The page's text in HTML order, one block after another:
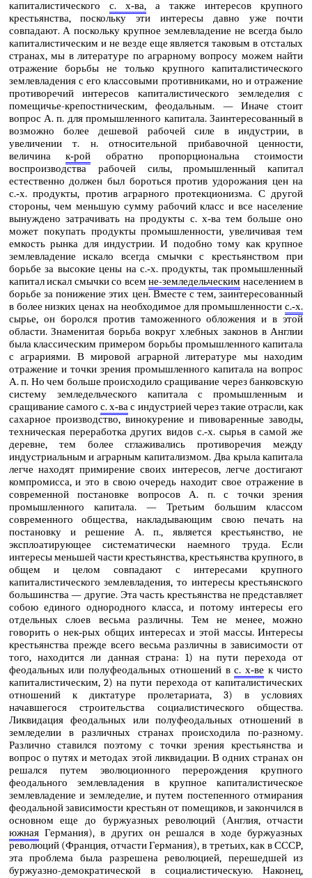
капиталистического с. х‑ва,а также интересов крупного
крестьянства, поскольку эти интересы давно уже почти
совпадают. А поскольку крупное землевладение не всегда было
капиталистическим и не везде еще является таковым в отсталых
странах, мы в литературе по аграрному вопросу можем найти
отражение борьбы не только крупного капиталистического
землевладения с его классовыми противниками, но и отражение
противоречий интересов капиталистического земледелия с
помещичье-крепостническим, феодальным. — Иначе стоит
вопрос А. п. для промышленного капитала. Заинтересованный в
возможно более дешевой рабочей силе в индустрии, в
увеличении т. н. относительной прибавочной ценности,
величинак‑рой обратно пропорциональна стоимости
воспроизводства рабочей силы, промышленный капитал
естественно должен был бороться против удорожания цен на
с.‑х. продукты, против аграрного протекционизма. С другой
стороны, чем меньшую сумму рабочий класс и все население
вынуждено затрачивать на продукты с. х‑ва тем больше оно
может покупать продукты промышленности, увеличивая тем
емкость рынка для индустрии. И подобно тому как крупное
землевладение искало всегда смычки с крестьянством при
борьбе за высокие цены на с.‑х. продукты, так промышленный
капитал искал смычки со всемне-земледельческим населением в
борьбе за понижение этих цен. Вместе с тем, заинтересованный
в более низких ценах на необходимое для промышленностис.‑х.
сырье, он боролся против таможенного обложения и в этой
области. Знаменитая борьба вокруг хлебных законов в Англии
была классическим примером борьбы промышленного капитала
с аграриями. В мировой аграрной литературе мы находим
отражение и точки зрения промышленного капитала на вопрос
А. п. Но чем больше происходило сращивание через банковскую
систему земледельческого капитала с промышленным и
сращивание самогос. х‑вас индустрией через такие отрасли, как
сахарное производство, винокурение и пивоваренные заводы,
техническая переработка других видов с.‑х. сырья в самой же
деревне, тем более сглаживались противоречия между
индустриальным и аграрным капитализмом. Два крыла капитала
легче находят примирение своих интересов, легче достигают
компромисса, и это в свою очередь находит свое отражение в
современной постановке вопросов А. п. с точки зрения
промышленного капитала. — Третьим большим классом
современного общества, накладывающим свою печать на
постановку и решение А. п., является крестьянство, не
эксплоатирующее систематически наемного труда. Если
интересы меньшей части крестьянства, крестьянства крупного, в
общем и целом совпадают с интересами крупного
капиталистического землевладения, то интересы крестьянского
большинства — другие. Эта часть крестьянства не представляет
собою единого однородного класса, и потому интересы его
отдельных слоев весьма различны. Тем не менее, можно
говорить о нек‑рых общих интересах и этой массы. Интересы
крестьянства прежде всего весьма различны в зависимости от
того, находится ли данная страна: 1) на пути перехода от
феодальных или полуфеодальных отношений вс. х‑ве к чисто
капиталистическим, 2) на пути перехода от капиталистических
отношений к диктатуре пролетариата, 3) в условиях
начавшегося строительства социалистического общества.
Ликвидация феодальных или полуфеодальных отношений в
земледелии в различных странах происходила по-разному.
Различно ставился поэтому с точки зрения крестьянства и
вопрос о путях и методах этой ликвидации. В одних странах он
решался путем эволюционного перерождения крупного
феодального землевладения в крупное капиталистическое
землевладение и земледелие, и путем постепенного отмирания
феодальной зависимости крестьян от помещиков, и закончился в
основном еще до буржуазных революций (Англия, отчасти
южнаяГермания), в других он решался в ходе буржуазных
революций (Франция, отчасти Германия), в третьих, как в СССР,
эта проблема была разрешена революцией, перешедшей из
буржуазно-демократической в социалистическую. Наконец,